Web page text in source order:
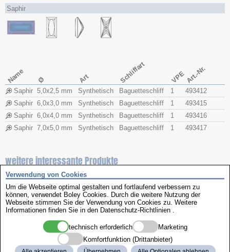
Saphir
Name Ø Art Schliffart VPE Art.-Nr.
Saphir 5,0x​2,5 mm Synthetisch Baguetteschliff 1
493412
Saphir 6,0x​3,0 mm Synthetisch Baguetteschliff 1
493415
Saphir 6,0x​4,0 mm Synthetisch Baguetteschliff 1
493416
Saphir 7,0x​5,0 mm Synthetisch Baguetteschliff 1 493417
weitere interessante Produkte
Verwendung von Cookies
Um die Webseite optimal gestalten und fortlaufend verbessern zu
können, verwendet Boley Cookies. Durch die weitere Nutzung der
Webseite stimmen Sie der Verwendung von Cookies zu. Weitere
Informationen finden Sie in den Datenschutz-Richtlinien
technisch erforderlich
Marketing
Komfortfunktion (Drittanbieter)